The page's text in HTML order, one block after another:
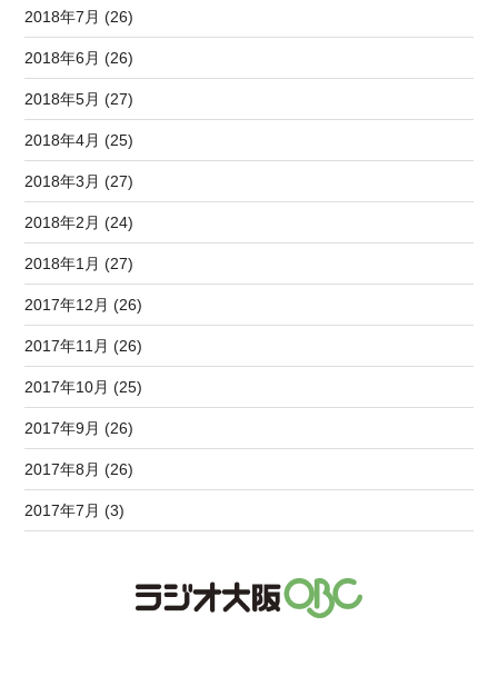
2018年7月 (26)
2018年6月 (26)
2018年5月 (27)
2018年4月 (25)
2018年3月 (27)
2018年2月 (24)
2018年1月 (27)
2017年12月 (26)
2017年11月 (26)
2017年10月 (25)
2017年9月 (26)
2017年8月 (26)
2017年7月 (3)